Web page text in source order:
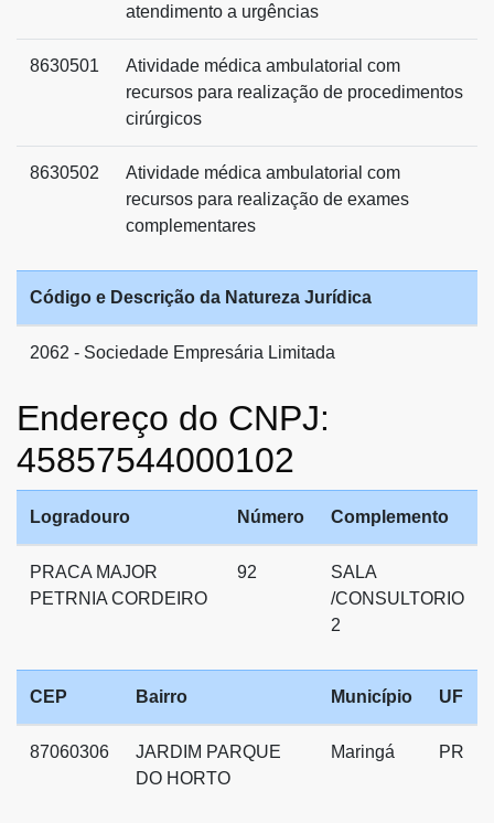
atendimento a urgências
8630501
Atividade médica ambulatorial com
recursos para realização de procedimentos
cirúrgicos
8630502
Atividade médica ambulatorial com
recursos para realização de exames
complementares
Código e Descrição da Natureza Jurídica
2062 - Sociedade Empresária Limitada
Endereço do CNPJ:
45857544000102
Logradouro Número Complemento
PRACA MAJOR
PETRNIA CORDEIRO
92
SALA
/CONSULTORIO
2
CEP Bairro Município UF
87060306
JARDIM PARQUE
DO HORTO
Maringá PR